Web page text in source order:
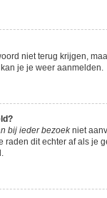
niet terug krijgen,
je je weer aanmelden.
bij ieder bezoekniet
dit echter af als je